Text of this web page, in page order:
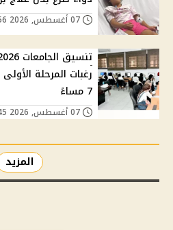
7 مساءً
المزيد